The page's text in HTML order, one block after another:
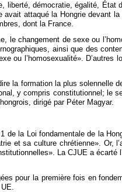
liberté, démocratie, égalité,
attaqué la Hongrie devant
dont la France.
changement de sexe ou
ainsi que des
ou l’homosexualité».
la formation la plus solennelle
y compris constitutionnel; le
dirigé par Péter Magyar.
la Loi fondamentale de la
et sa culture chrétienne». Or,
La CJUE a écarté
pour la première fois en